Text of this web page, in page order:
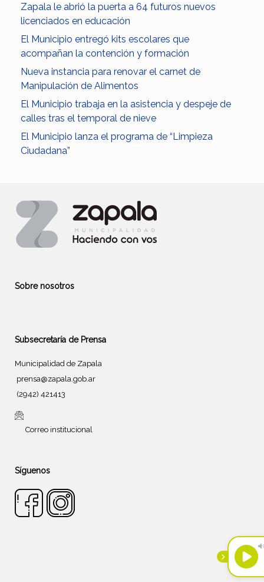
Zapala le abrió la puerta a 64 futuros nuevos
licenciados en educación
El Municipio entregó kits escolares que
acompañan la contención y formación
Nueva instancia para renovar el carnet de
Manipulación de Alimentos
El Municipio trabaja en la asistencia y despeje de
calles tras el temporal de nieve
El Municipio lanza el programa de “Limpieza
Ciudadana”
Sobre nosotros
Subsecretaría de Prensa
Municipalidad de Zapala
prensa@zapala.gob.ar
(2942) 421413
Correo institucional
Síguenos